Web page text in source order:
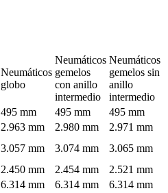
Neumáticos
globo
Neumáticos
gemelos
con anillo
intermedio
Neumáticos
gemelos sin
anillo
intermedio
495 mm 495 mm
495 mm
2.963 mm 2.980 mm
2.971 mm
3.057 mm 3.074 mm
3.065 mm
2.450 mm 2.454 mm
2.521 mm
6.314 mm 6.314 mm
6.314 mm